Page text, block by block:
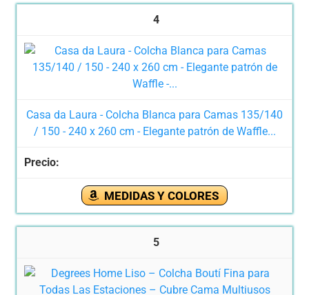
4
Casa da Laura - Colcha Blanca para Camas 135/140
/ 150 - 240 x 260 cm - Elegante patrón de Waffle...
MEDIDAS Y COLORES
5